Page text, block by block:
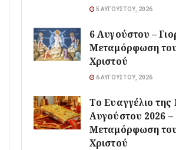
5 ΑΥΓΟΎΣΤΟΥ, 2026
6 Αυγούστου –
Μεταμόρφωση
Χριστού
6 ΑΥΓΟΎΣΤΟΥ, 2026
Το Ευαγγέλιο της
Αυγούστου 2026 –
Μεταμόρφωση
Χριστού